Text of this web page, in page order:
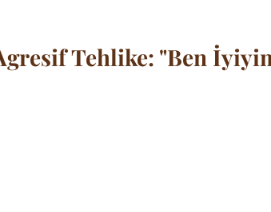
Tehlike: "Ben